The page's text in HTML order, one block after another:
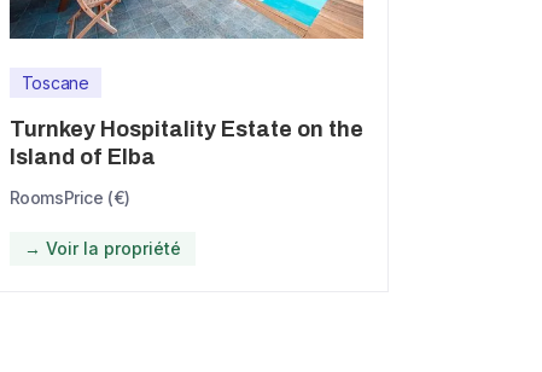
Toscane
Turnkey Hospitality Estate on the
Island of Elba
RoomsPrice (€)
→ Voir la propriété